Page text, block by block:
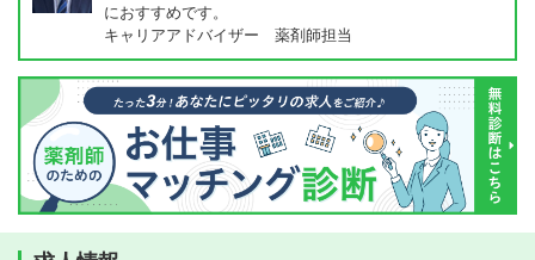
におすすめです。
キャリアアドバイザー 薬剤師担当